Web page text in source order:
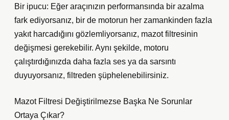
Bir ipucu: Eğer araçınızın performansında bir azalma
fark ediyorsanız, bir de motorun her zamankinden fazla
yakıt harcadığını gözlemliyorsanız, mazot filtresinin
değişmesi gerekebilir. Aynı şekilde, motoru
çalıştırdığınızda daha fazla ses ya da sarsıntı
duyuyorsanız, filtreden şüphelenebilirsiniz.
Mazot Filtresi Değiştirilmezse Başka Ne Sorunlar
Ortaya Çıkar?